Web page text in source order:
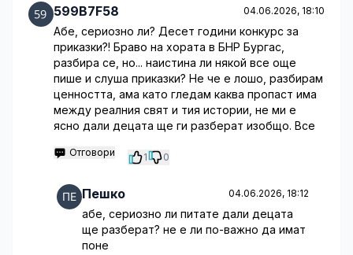
599B7F58 04.06.2026, 18:10
Абе, сериозно ли? Десет години конкурс за
приказки?! Браво на хората в БНР Бургас,
разбира се, но... наистина ли някой все още
пише и слуша приказки? Не че е лошо, разбирам
ценността, ама като гледам каква пропаст има
между реалния свят и тия истории, не ми е
ясно дали децата ще ги разберат изобщо. Все
Отговори 1 0
Пешко 04.06.2026, 18:12
абе, сериозно ли питате дали децата
ще разберат? не е ли по-важно да имат
поне